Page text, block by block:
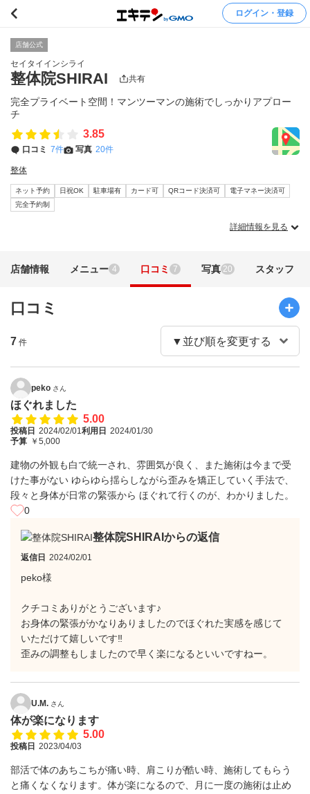
ログイン・登録
店舗公式
セイタイインシライ
整体院SHIRAI 共有
完全プライベート空間！マンツーマンの施術でしっかりアプロー
チ
3.85
口コミ 7件 写真 20件
整体
ネット予約 日祝OK 駐車場有 カード可 QRコード決済可
電子マネー決済可
完全予約制
詳細情報を見る
店舗情報 メニュー 4 口コミ 7 写真 20 スタッフ
口コミ
7 件
peko さん
ほぐれました
5.00
投稿日 2024/02/01利用日 2024/01/30
予算 ￥5,000
建物の外観も白で統一され、雰囲気が良く、また施術は今まで受
けた事がない ゆらゆら揺らしながら歪みを矯正していく手法で、
段々と身体が日常の緊張から ほぐれて行くのが、わかりました。
0
整体院SHIRAIからの返信
返信日 2024/02/01
peko様
クチコミありがとうございます♪
お身体の緊張がかなりありましたのでほぐれた実感を感じて
いただけて嬉しいです‼️
歪みの調整もしましたので早く楽になるといいですねー。
U.M. さん
体が楽になります
5.00
投稿日 2023/04/03
部活で体のあちこちが痛い時、肩こりが酷い時、施術してもらう
と痛くなくなります。体が楽になるので、月に一度の施術は止め